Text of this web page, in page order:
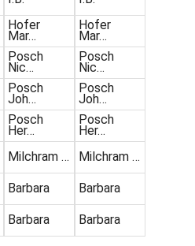
Hofer
Mar…
Posch
Nic…
Posch
Joh…
Posch
Her…
Milchram …
Barbara
Barbara
Hofer
Mar…
Posch
Nic…
Posch
Joh…
Posch
Her…
Milchram …
Barbara
Barbara